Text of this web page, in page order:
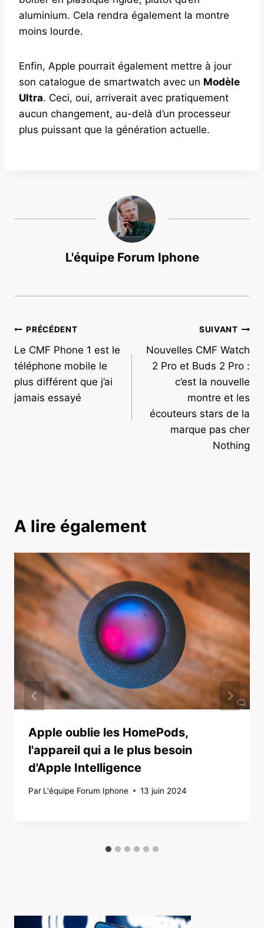
aluminium. Cela rendra également la montre
moins lourde.
Enfin, Apple pourrait également mettre à jour
son catalogue de smartwatch avec un Modèle
Ultra. Ceci, oui, arriverait avec pratiquement
aucun changement, au-delà d’un processeur
plus puissant que la génération actuelle.
L'équipe Forum Iphone
Navigation
de
l’article
PRÉCÉDENT
Le CMF Phone 1 est le
téléphone mobile le
plus différent que j’ai
jamais essayé
SUIVANT
Nouvelles CMF Watch
2 Pro et Buds 2 Pro :
c’est la nouvelle
montre et les
écouteurs stars de la
marque pas cher
Nothing
A lire également
Apple oublie les HomePods,
l'appareil qui a le plus besoin
d'Apple Intelligence
Par L'équipe Forum Iphone 13 juin 2024